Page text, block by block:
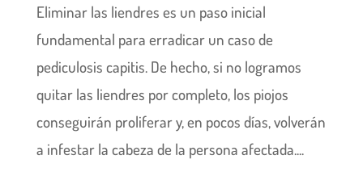
Eliminar las liendres es un paso inicial
fundamental para erradicar un caso de
pediculosis capitis. De hecho, si no logramos
quitar las liendres por completo, los piojos
conseguirán proliferar y, en pocos días, volverán
a infestar la cabeza de la persona afectada....